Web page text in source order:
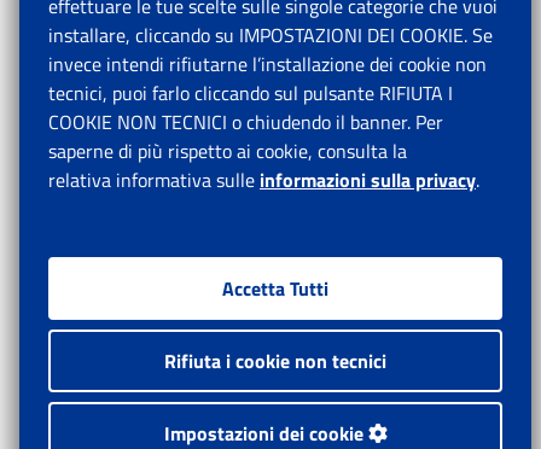
effettuare le tue scelte sulle singole categorie che vuoi
installare, cliccando su IMPOSTAZIONI DEI COOKIE. Se
invece intendi rifiutarne l’installazione dei cookie non
tecnici, puoi farlo cliccando sul pulsante RIFIUTA I
COOKIE NON TECNICI o chiudendo il banner. Per
saperne di più rispetto ai cookie, consulta la
relativa informativa sulle informazioni sulla privacy.
Accetta Tutti
Rifiuta i cookie non tecnici
Impostazioni dei cookie